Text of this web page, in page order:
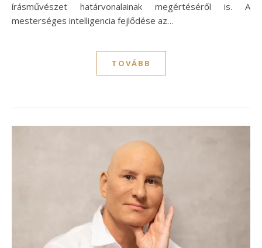
írásművészet határvonalainak megértéséről is. A
mesterséges intelligencia fejlődése az…
TOVÁBB